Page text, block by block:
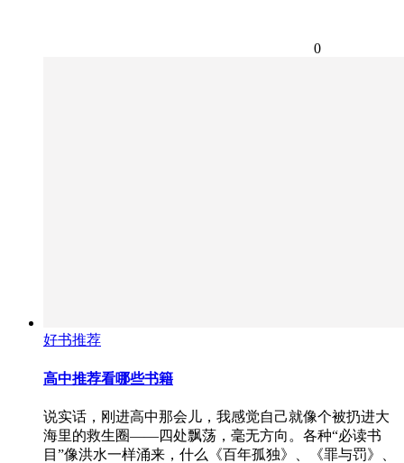
0
好书推荐
高中推荐看哪些书籍
说实话，刚进高中那会儿，我感觉自己就像个被扔进大
海里的救生圈——四处飘荡，毫无方向。各种“必读书
目”像洪水一样涌来，什么《百年孤独》、《罪与罚》、